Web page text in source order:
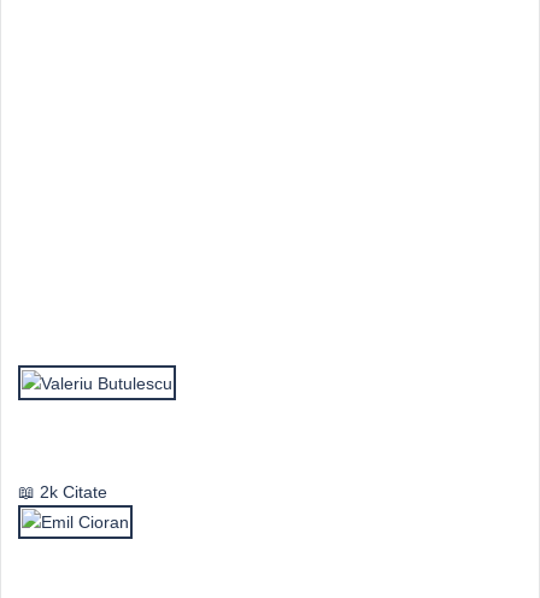
2k Citate